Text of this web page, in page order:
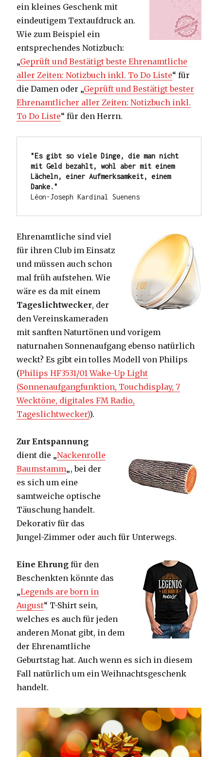
ein kleines Geschenk mit
eindeutigem Textaufdruck an.
Wie zum Beispiel ein
entsprechendes Notizbuch:
„Geprüft und Bestätigt beste Ehrenamtliche
aller Zeiten: Notizbuch inkl. To Do Liste“ für
die Damen oder „Geprüft und Bestätigt bester
Ehrenamtlicher aller Zeiten: Notizbuch inkl.
To Do Liste“ für den Herrn.
"Es gibt so viele Dinge, die man nicht
mit Geld bezahlt, wohl aber mit einem
Lächeln, einer Aufmerksamkeit, einem
Danke."
Léon-Joseph Kardinal Suenens
Ehrenamtliche sind viel
für ihren Club im Einsatz
und müssen auch schon
mal früh aufstehen. Wie
wäre es da mit einem
Tageslichtwecker, der
den Vereinskameraden
mit sanften Naturtönen und vorigem
naturnahen Sonnenaufgang ebenso natürlich
weckt? Es gibt ein tolles Modell von Philips
(Philips HF3531/01 Wake-Up Light
(Sonnenaufgangfunktion, Touchdisplay, 7
Wecktöne, digitales FM Radio,
Tageslichtwecker)).
Zur Entspannung
dient die „Nackenrolle
Baumstamm„, bei der
es sich um eine
samtweiche optische
Täuschung handelt.
Dekorativ für das
Jungel-Zimmer oder auch für Unterwegs.
Eine Ehrung für den
Beschenkten könnte das
„Legends are born in
August“ T-Shirt sein,
welches es auch für jeden
anderen Monat gibt, in dem
der Ehrenamtliche
Geburtstag hat. Auch wenn es sich in diesem
Fall natürlich um ein Weihnachtsgeschenk
handelt.